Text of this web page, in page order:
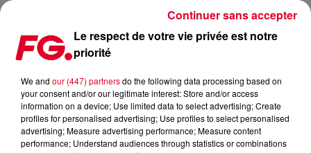
LA MELODIC DE MICHAEL CANITROT
Publié : 3 mars 2022 à 8h00 par Christophe HUBERT
Le respect de votre vie privée est notre
priorité
We and our (447) partnersdo the following data processing based on
your consent and/or our legitimate interest: Store and/or access
information on a device; Use limited data to select advertising; Create
profiles for personalised advertising; Use profiles to select personalised
advertising; Measure advertising performance; Measure content
performance; Understand audiences through statistics or combinations
Continuer sans accepter